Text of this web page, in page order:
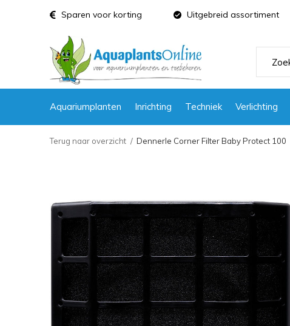
Aquariumplanten Inrichting Techniek Verlichting
Sparen voor korting Uitgebreid assortiment
Terug naar overzicht Dennerle Corner Filter Baby Protect 100